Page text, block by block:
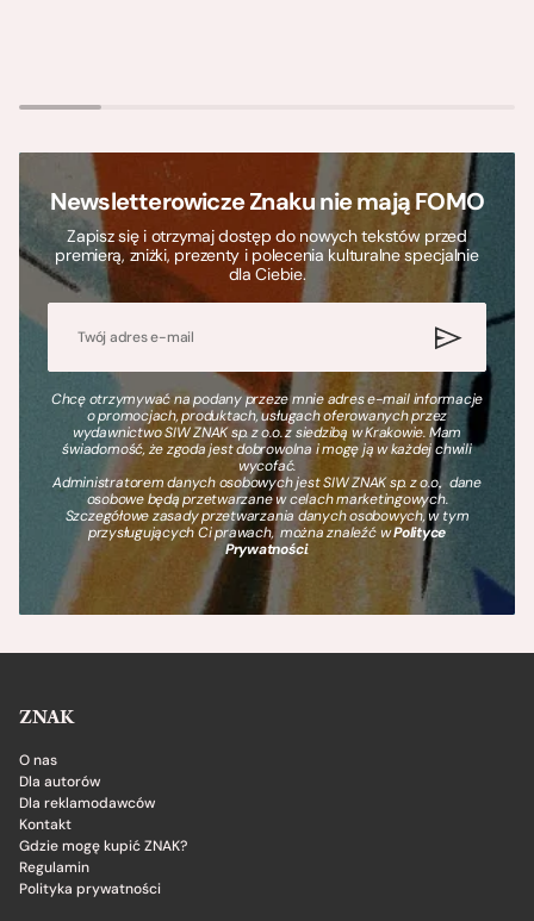
Newsletterowicze Znaku nie mają FOMO
Zapisz się i otrzymaj dostęp do nowych tekstów przed
premierą, zniżki, prezenty i polecenia kulturalne specjalnie
dla Ciebie.
Chcę otrzymywać na podany przeze mnie adres e-mail informacje
o promocjach, produktach, usługach oferowanych przez
wydawnictwo SIW ZNAK sp. z o.o. z siedzibą w Krakowie. Mam
świadomość, że zgoda jest dobrowolna i mogę ją w każdej chwili
wycofać.
Administratorem danych osobowych jest SIW ZNAK sp. z o.o., dane
osobowe będą przetwarzane w celach marketingowych.
Szczegółowe zasady przetwarzania danych osobowych, w tym
przysługujących Ci prawach, można znaleźć wPolityce
Prywatności.
ZNAK
O nas
Dla autorów
Dla reklamodawców
Kontakt
Gdzie mogę kupić ZNAK?
Regulamin
Polityka prywatności